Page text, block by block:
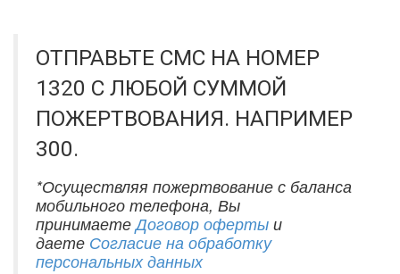
ОТПРАВЬТЕ СМС НА НОМЕР
1320 С ЛЮБОЙ СУММОЙ
ПОЖЕРТВОВАНИЯ. НАПРИМЕР
300.
*Осуществляя пожертвование с баланса
мобильного телефона, Вы
принимаетеДоговор оферты и
даете Согласие на обработку
персональных данных